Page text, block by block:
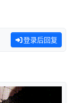
登录后回复